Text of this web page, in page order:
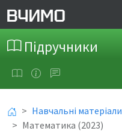
Підручники
Навчальні матеріали
Математика (2023)